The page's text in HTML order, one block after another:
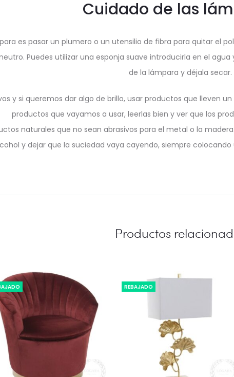
Cuidado de las
es pasar un plumero o un utensilio de fibra para quitar el
Puedes utilizar una esponja suave introducirla en el
de la lámpara y déjala secar.
y si queremos dar algo de brillo, usar productos que lleven
productos que vayamos a usar, leerlas bien y ver que los
naturales que no sean abrasivos para el metal o la
y dejar que la suciedad vaya cayendo, siempre
Productos
REBAJADO